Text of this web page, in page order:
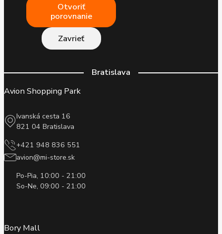
Otvoriť
porovnanie
Zavrieť
Bratislava
Avion Shopping Park
Ivanská cesta 16
821 04 Bratislava
+421 948 836 551
avion@mi-store.sk
Po-Pia, 10:00 - 21:00
So-Ne, 09:00 - 21:00
Bory Mall